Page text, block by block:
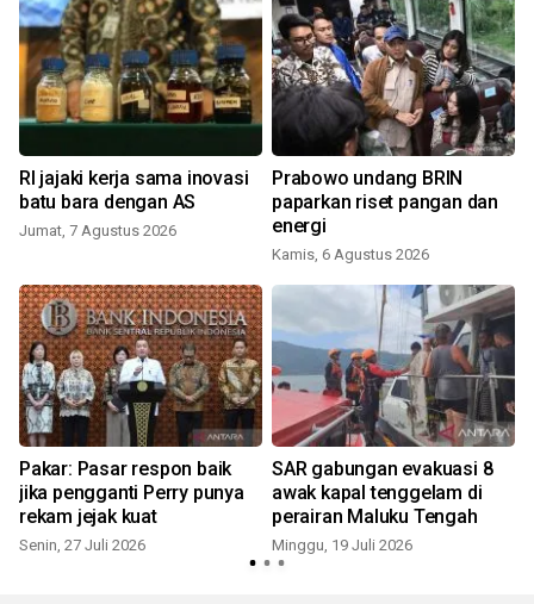
RI jajaki kerja sama inovasi
batu bara dengan AS
Jumat, 7 Agustus 2026
Prabowo undang BRIN
paparkan riset pangan dan
energi
Kamis, 6 Agustus 2026
Pakar: Pasar respon baik
jika pengganti Perry punya
rekam jejak kuat
Senin, 27 Juli 2026
SAR gabungan evakuasi 8
awak kapal tenggelam di
perairan Maluku Tengah
Minggu, 19 Juli 2026